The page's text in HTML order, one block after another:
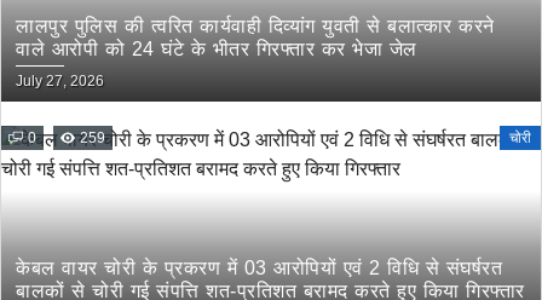
लालपुर पुलिस की त्वरित कार्यवाही दिव्यांग युवती से बलात्कार करने
वाले आरोपी को 24 घंटे के भीतर गिरफ्तार कर भेजा जेल
July 27, 2026
0 259 चोरी
केबल वायर चोरी के प्रकरण में 03 आरोपियों एवं 2 विधि से संघर्षरत
बालकों से चोरी गई संपत्ति शत-प्रतिशत बरामद करते हुए किया गिरफ्तार